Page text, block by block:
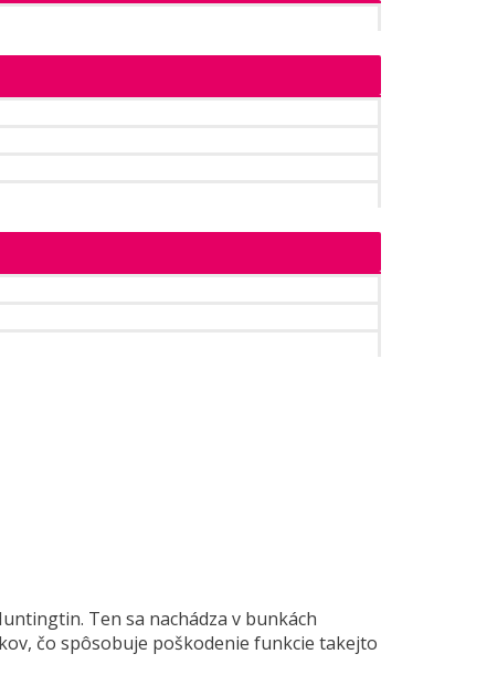
Ten sa nachádza v bunkách
čo spôsobuje poškodenie funkcie takejto